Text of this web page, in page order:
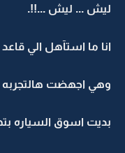
ليش ... ليش ...!!.
انا ما استآهل الي
وهي اجهضت هالتجربه
بديت اسوق السياره